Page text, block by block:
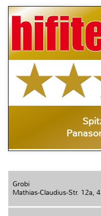
Grobi
Mathias-Claudius-Str. 12a,